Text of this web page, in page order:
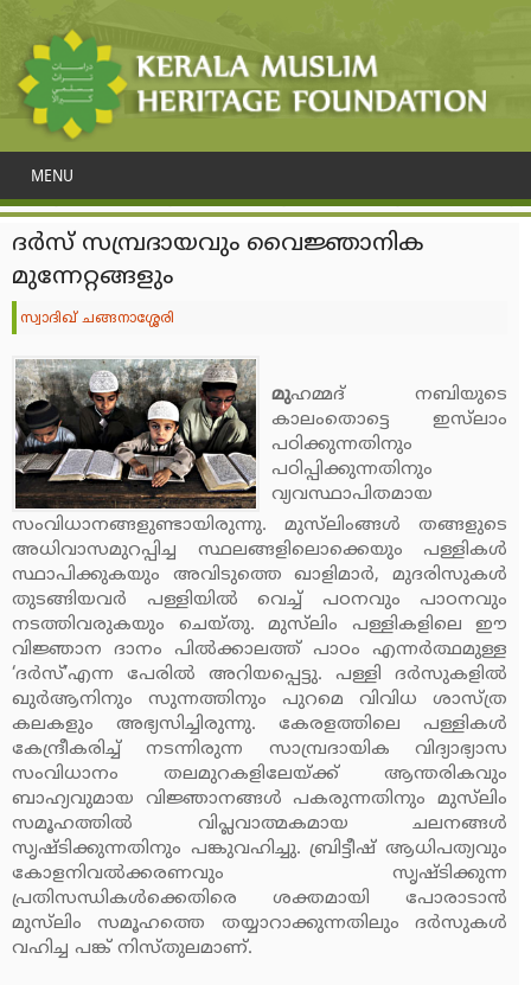
MENU
ദര്‍സ് സമ്പ്രദായവും വൈജ്ഞാനിക
മുന്നേറ്റങ്ങളും
സ്വാദിഖ് ചങ്ങനാശ്ശേരി
മുഹമ്മദ് നബിയുടെ
കാലംതൊട്ടെ ഇസ്‌ലാം
പഠിക്കുന്നതിനും
പഠിപ്പിക്കുന്നതിനും
വ്യവസ്ഥാപിതമായ
സംവിധാനങ്ങളുണ്ടായിരുന്നു. മുസ്‌ലിംങ്ങള്‍ തങ്ങളുടെ
അധിവാസമുറപ്പിച്ച സ്ഥലങ്ങളിലൊക്കെയും പള്ളികള്‍
സ്ഥാപിക്കുകയും അവിടുത്തെ ഖാളിമാര്‍, മുദരിസുകള്‍
തുടങ്ങിയവര്‍ പള്ളിയില്‍ വെച്ച് പഠനവും പാഠനവും
നടത്തിവരുകയും ചെയ്തു. മുസ്‌ലിം പള്ളികളിലെ ഈ
വിജ്ഞാന ദാനം പില്‍ക്കാലത്ത് പാഠം എന്നര്‍ത്ഥമുള്ള
‘ദര്‍സ്’എന്ന പേരില്‍ അറിയപ്പെട്ടു. പള്ളി ദര്‍സുകളില്‍
ഖുര്‍ആനിനും സുന്നത്തിനും പുറമെ വിവിധ ശാസ്ത്ര
കലകളും അഭ്യസിച്ചിരുന്നു. കേരളത്തിലെ പള്ളികള്‍
കേന്ദ്രീകരിച്ച് നടന്നിരുന്ന സാമ്പ്രദായിക വിദ്യാഭ്യാസ
സംവിധാനം തലമുറകളിലേയ്ക്ക് ആന്തരികവും
ബാഹ്യവുമായ വിജ്ഞാനങ്ങള്‍ പകരുന്നതിനും മുസ്‌ലിം
സമൂഹത്തില്‍ വിപ്ലവാത്മകമായ ചലനങ്ങള്‍
സൃഷ്ടിക്കുന്നതിനും പങ്കുവഹിച്ചു. ബ്രിട്ടീഷ് ആധിപത്യവും
കോളനിവല്‍ക്കരണവും സൃഷ്ടിക്കുന്ന
പ്രതിസന്ധികള്‍ക്കെതിരെ ശക്തമായി പോരാടാന്‍
മുസ്‌ലിം സമൂഹത്തെ തയ്യാറാക്കുന്നതിലും ദര്‍സുകള്‍
വഹിച്ച പങ്ക് നിസ്തുലമാണ്.